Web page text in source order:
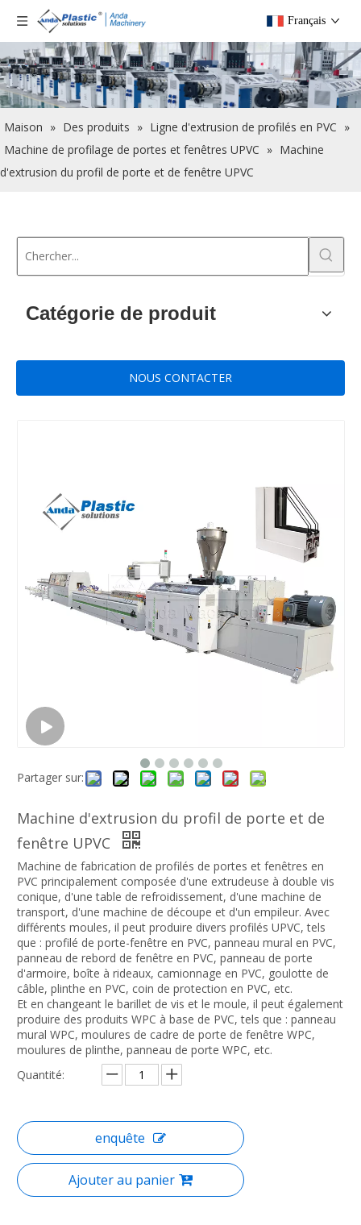
Français
Maison » Des produits » Ligne d'extrusion de profilés en PVC »
Machine de profilage de portes et fenêtres UPVC » Machine
d'extrusion du profil de porte et de fenêtre UPVC
Catégorie de produit
NOUS CONTACTER
Partager sur:
Machine d'extrusion du profil de porte et de
fenêtre UPVC
Machine de fabrication de profilés de portes et fenêtres en
PVC principalement composée d'une extrudeuse à double vis
conique, d'une table de refroidissement, d'une machine de
transport, d'une machine de découpe et d'un empileur. Avec
différents moules, il peut produire divers profilés UPVC, tels
que : profilé de porte-fenêtre en PVC, panneau mural en PVC,
panneau de rebord de fenêtre en PVC, panneau de porte
d'armoire, boîte à rideaux, camionnage en PVC, goulotte de
câble, plinthe en PVC, coin de protection en PVC, etc.
Et en changeant le barillet de vis et le moule, il peut également
produire des produits WPC à base de PVC, tels que : panneau
mural WPC, moulures de cadre de porte de fenêtre WPC,
moulures de plinthe, panneau de porte WPC, etc.
Quantité:
enquête
Ajouter au panier